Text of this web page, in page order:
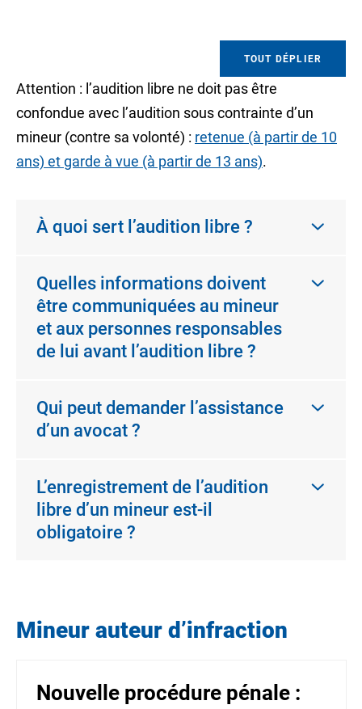
TOUT DÉPLIER
Attention : l’audition libre ne doit pas être
confondue avec l’audition sous contrainte d’un
mineur (contre sa volonté) : retenue (à partir de 10
ans) et garde à vue (à partir de 13 ans).
À quoi sert l’audition libre ?
Quelles informations doivent
être communiquées au mineur
et aux personnes responsables
de lui avant l’audition libre ?
Qui peut demander l’assistance
d’un avocat ?
L’enregistrement de l’audition
libre d’un mineur est-il
obligatoire ?
Mineur auteur d’infraction
Nouvelle procédure pénale :